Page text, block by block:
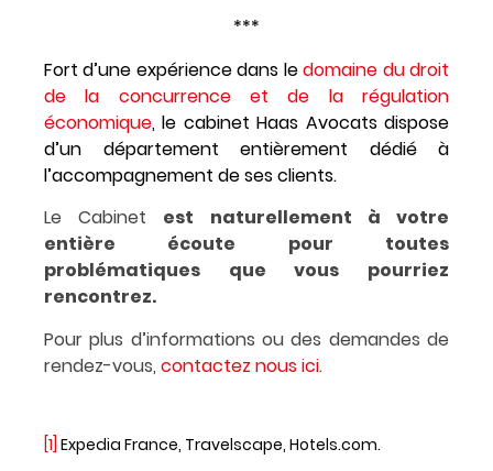
***
Fort d’une expérience dans ledomaine du droit
de la concurrence et de la régulation
économique, le cabinet Haas Avocats dispose
d’un département entièrement dédié à
l’accompagnement de ses clients.
Le Cabinet est naturellement à votre
entière écoute pour toutes
problématiques que vous pourriez
rencontrez.
Pour plus d’informations ou des demandes de
rendez-vous, contactez nous ici.
[1] Expedia France, Travelscape, Hotels.com.